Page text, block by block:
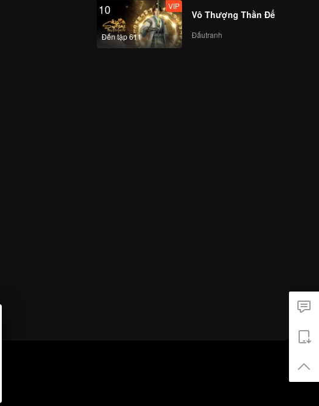
10
Đến tập 611
VIP
Vô Thượng Thần Đế
Đấutranh